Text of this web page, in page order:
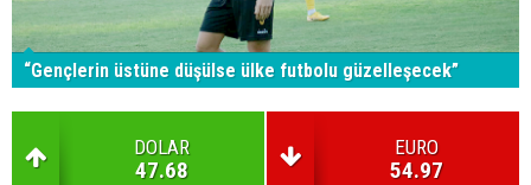
“Gençlerin üstüne düşülse ülke futbolu güzelleşecek”
DOLAR
47.68
EURO
54.97